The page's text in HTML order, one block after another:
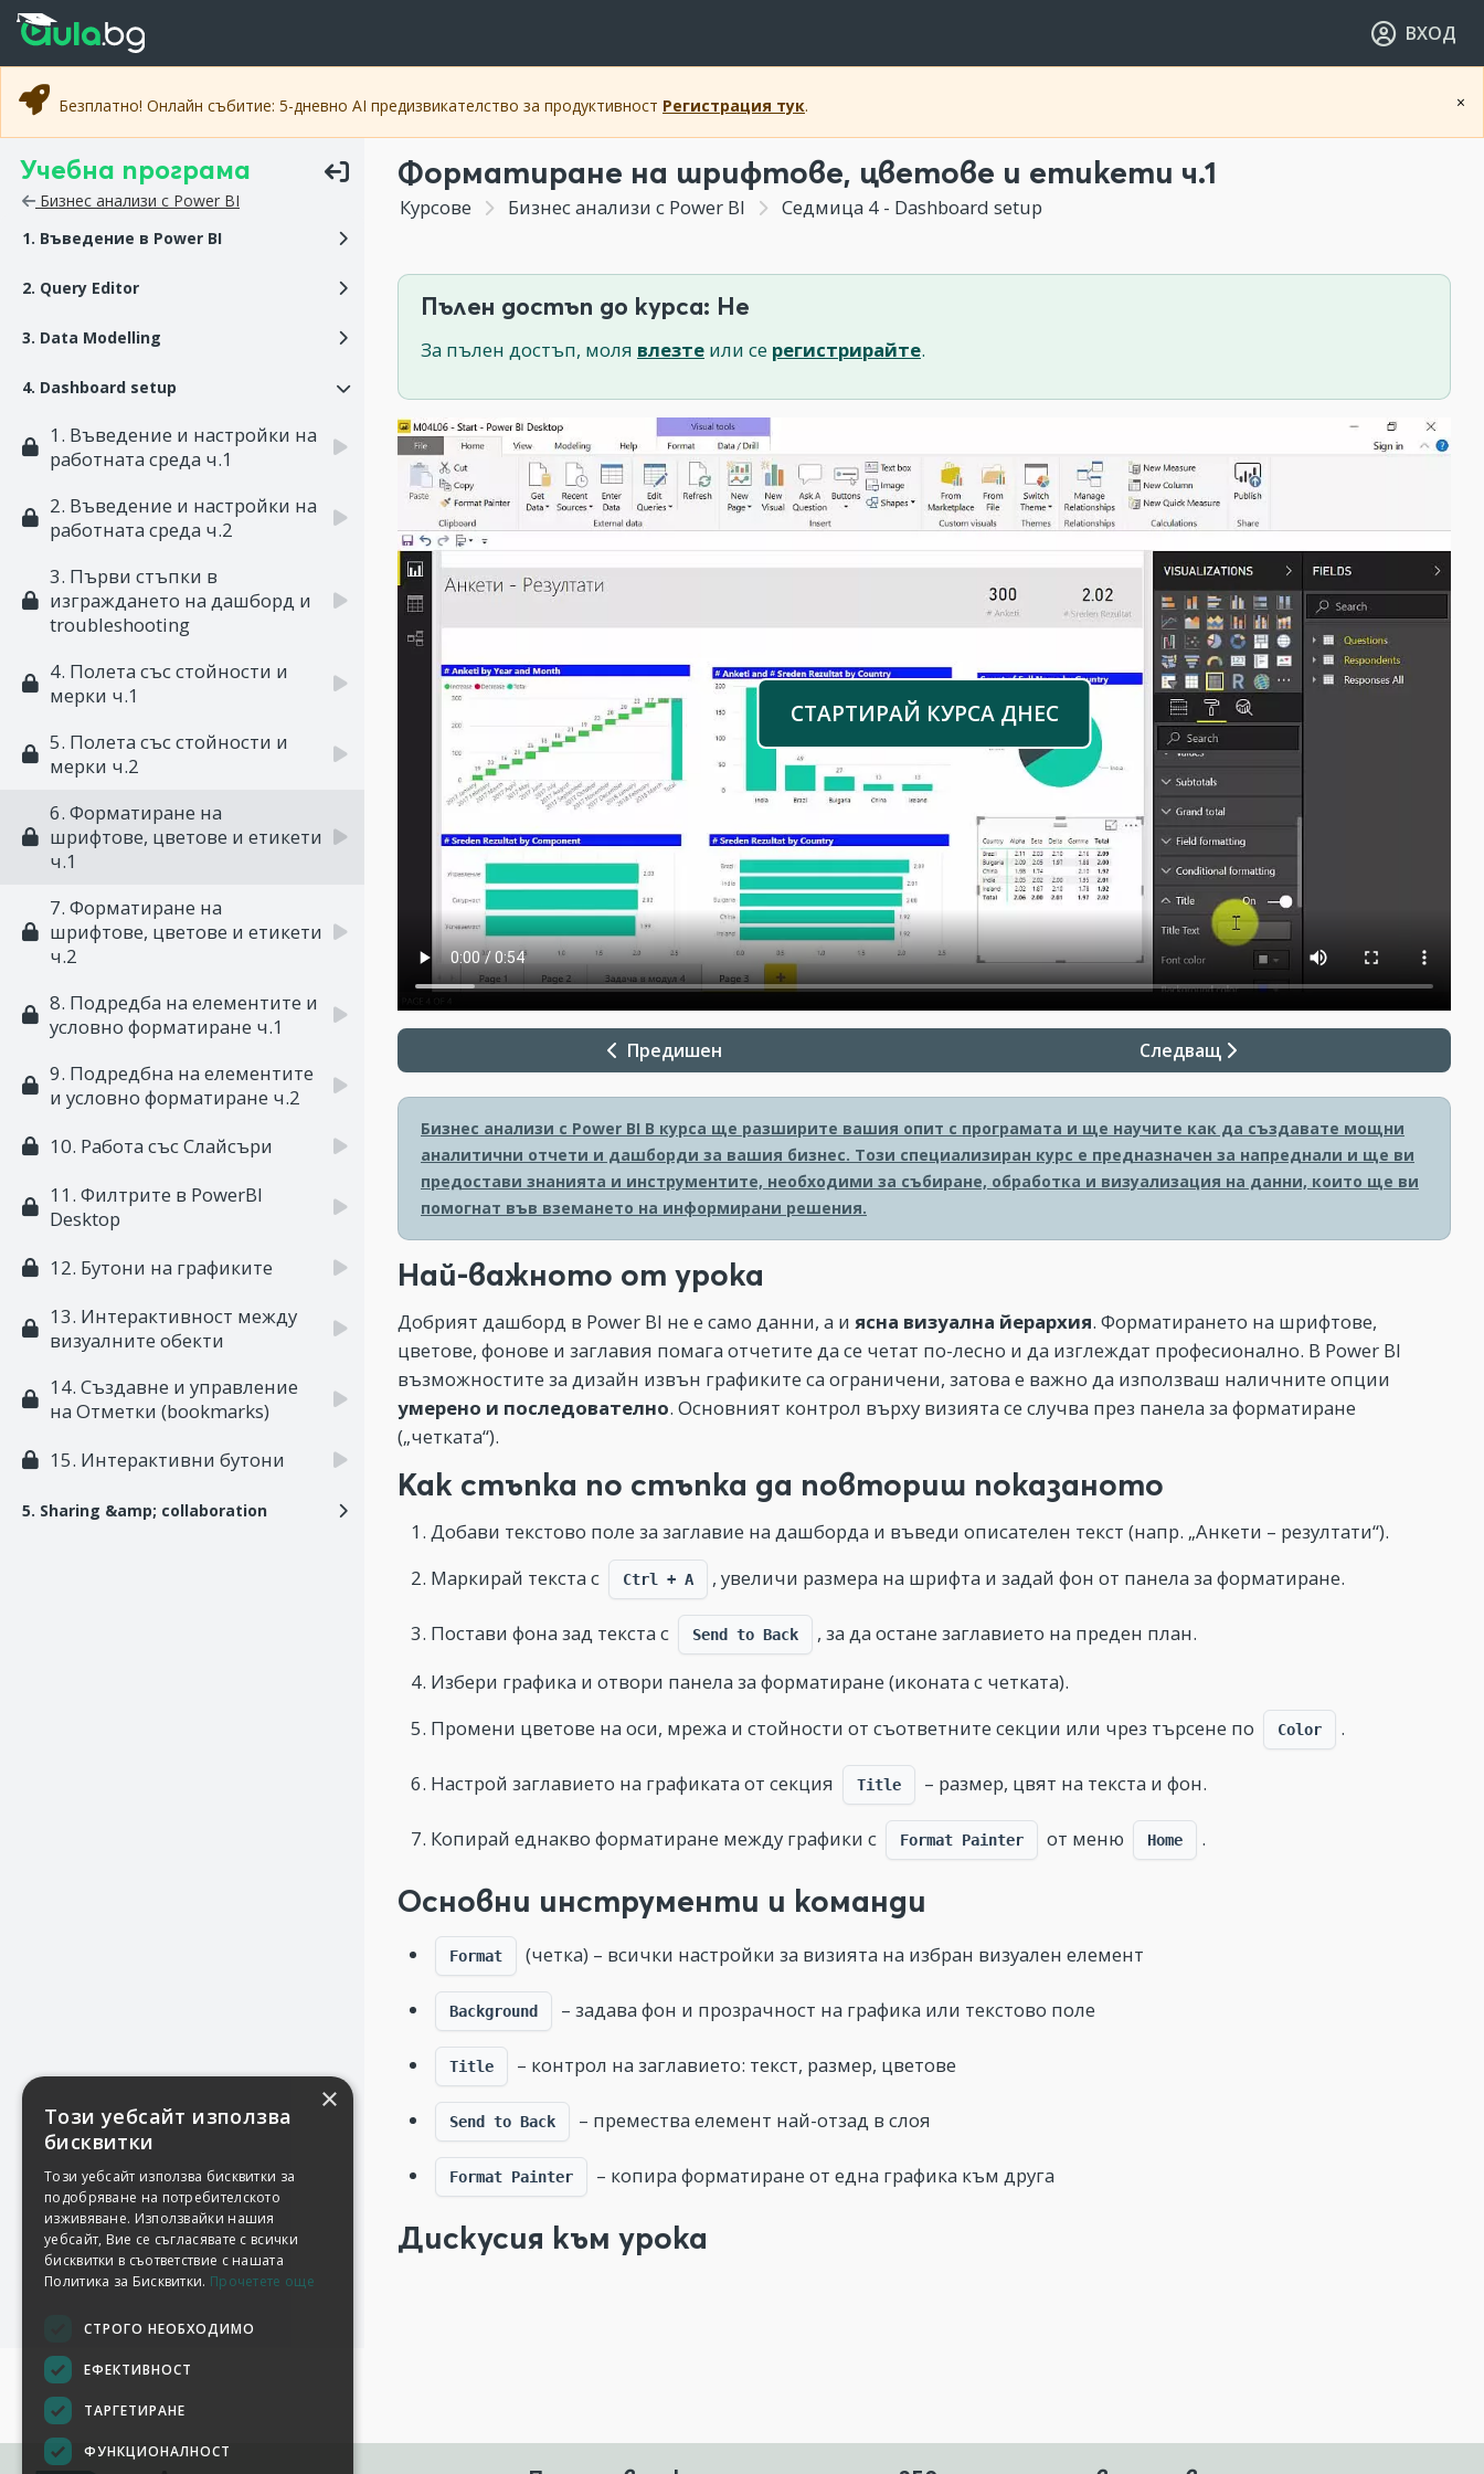
Прескочи към основното съдържание
Прескочи към навигацията
ВХОД
×
Безплатно! Онлайн събитие: 5-дневно AI предизвикателство за продуктивност Регистрация тук.
Учебна програма
Бизнес анализи с Power BI
1. Въведение в Power BI
2. Query Editor
3. Data Modelling
4. Dashboard setup
1. Въведение и настройки на
работната среда ч.1
2. Въведение и настройки на
работната среда ч.2
3. Първи стъпки в
изграждането на дашборд и
troubleshooting
4. Полета със стойности и
мерки ч.1
5. Полета със стойности и
мерки ч.2
6. Форматиране на
шрифтове, цветове и етикети
ч.1
7. Форматиране на
шрифтове, цветове и етикети
ч.2
8. Подредба на елементите и
условно форматиране ч.1
9. Подредбна на елементите
и условно форматиране ч.2
10. Работа със Слайсъри
11. Филтрите в PowerBI
Desktop
12. Бутони на графиките
13. Интерактивност между
визуалните обекти
14. Създавне и управление
на Отметки (bookmarks)
15. Интерактивни бутони
5. Sharing &amp; collaboration
Форматиране на шрифтове, цветове и етикети ч.1
Курсове Бизнес анализи с Power BI Седмица 4 - Dashboard setup
Пълен достъп до курса: Не
За пълен достъп, моля влезте или се регистрирайте.
СТАРТИРАЙ КУРСА ДНЕС
Предишен Следващ
Бизнес анализи с Power BI В курса ще разширите вашия опит с програмата и ще научите как да създавате мощни
аналитични отчети и дашборди за вашия бизнес. Този специализиран курс е предназначен за напреднали и ще ви
предостави знанията и инструментите, необходими за събиране, обработка и визуализация на данни, които ще ви
помогнат във вземането на информирани решения.
Най-важното от урока
Добрият дашборд в Power BI не е само данни, а и ясна визуална йерархия. Форматирането на шрифтове,
цветове, фонове и заглавия помага отчетите да се четат по-лесно и да изглеждат професионално. В Power BI
възможностите за дизайн извън графиките са ограничени, затова е важно да използваш наличните опции
умерено и последователно. Основният контрол върху визията се случва през панела за форматиране
(„четката“).
Как стъпка по стъпка да повториш показаното
Добави текстово поле за заглавие на дашборда и въведи описателен текст (напр. „Анкети – резултати“).
Маркирай текста с
Ctrl + A , увеличи размера на шрифта и задай фон от панела за форматиране.
Постави фона зад текста с Send to Back
, за да остане заглавието на преден план.
Избери графика и отвори панела за форматиране (иконата с четката).
Промени цветове на оси, мрежа и стойности от съответните секции или чрез търсене по
Color .
Настрой заглавието на графиката от секция Title – размер, цвят на текста и фон.
Копирай еднакво форматиране между графики с Format Painter от меню Home .
Основни инструменти и команди
Format (четка) – всички настройки за визията на избран визуален елемент
Background – задава фон и прозрачност на графика или текстово поле
Title – контрол на заглавието: текст, размер, цветове
Send to Back – премества елемент най-отзад в слоя
Format Painter – копира форматиране от една графика към друга
Дискусия към урока
×
Този уебсайт използва
бисквитки
Този уебсайт използва бисквитки за
подобряване на потребителското
изживяване. Използвайки нашия
уебсайт, Вие се съгласявате с всички
бисквитки в съответствие с нашата
Политика за Бисквитки. Прочетете още
СТРОГО НЕОБХОДИМО
ЕФЕКТИВНОСТ
ТАРГЕТИРАНЕ
ФУНКЦИОНАЛНОСТ